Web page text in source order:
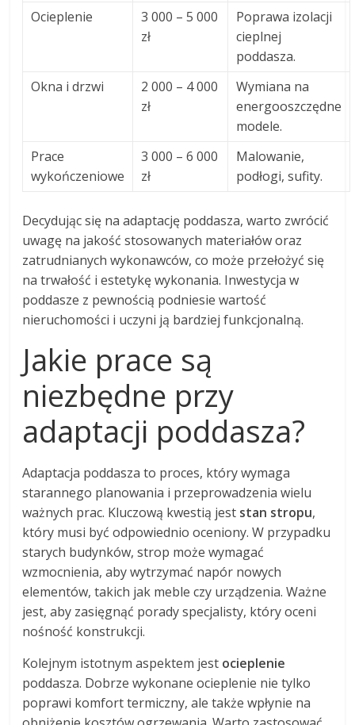
Ocieplenie
3 000 – 5 000
zł
Poprawa izolacji
cieplnej
poddasza.
Okna i drzwi
2 000 – 4 000
zł
Wymiana na
energooszczędne
modele.
Prace
wykończeniowe
3 000 – 6 000
zł
Malowanie,
podłogi, sufity.
Decydując się na adaptację poddasza, warto zwrócić
uwagę na jakość stosowanych materiałów oraz
zatrudnianych wykonawców, co może przełożyć się
na trwałość i estetykę wykonania. Inwestycja w
poddasze z pewnością podniesie wartość
nieruchomości i uczyni ją bardziej funkcjonalną.
Jakie prace są
niezbędne przy
adaptacji poddasza?
Adaptacja poddasza to proces, który wymaga
starannego planowania i przeprowadzenia wielu
ważnych prac. Kluczową kwestią jest stan stropu,
który musi być odpowiednio oceniony. W przypadku
starych budynków, strop może wymagać
wzmocnienia, aby wytrzymać napór nowych
elementów, takich jak meble czy urządzenia. Ważne
jest, aby zasięgnąć porady specjalisty, który oceni
nośność konstrukcji.
Kolejnym istotnym aspektem jest ocieplenie
poddasza. Dobrze wykonane ocieplenie nie tylko
poprawi komfort termiczny, ale także wpłynie na